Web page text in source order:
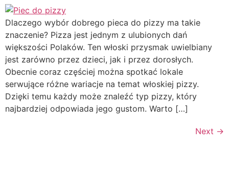
Dlaczego wybór dobrego pieca do pizzy ma takie
znaczenie? Pizza jest jednym z ulubionych dań
większości Polaków. Ten włoski przysmak uwielbiany
jest zarówno przez dzieci, jak i przez dorosłych.
Obecnie coraz częściej można spotkać lokale
serwujące różne wariacje na temat włoskiej pizzy.
Dzięki temu każdy może znaleźć typ pizzy, który
najbardziej odpowiada jego gustom. Warto […]
Next →